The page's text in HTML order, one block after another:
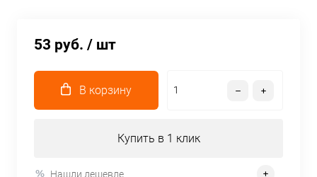
53 руб. / шт
В корзину
Купить в 1 клик
Нашли дешевле